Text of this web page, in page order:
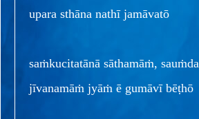
upara sthāna nathī jamāvatō
saṁkucitatānā sāthamāṁ,
jīvanamāṁ jyāṁ ē gumāvī bēṭhō